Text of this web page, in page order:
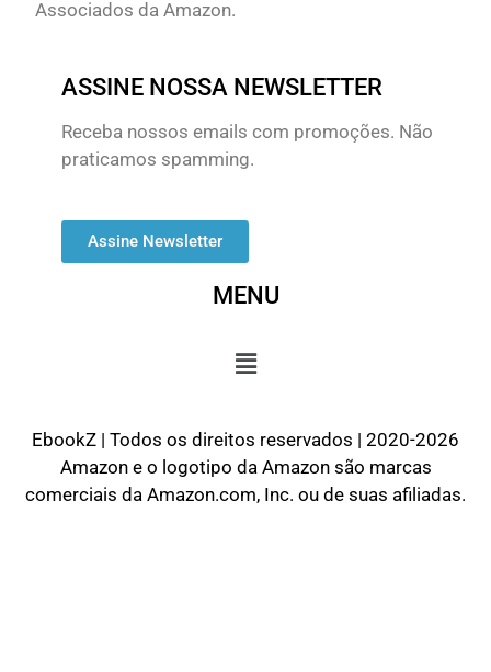
Associados da Amazon.
ASSINE NOSSA NEWSLETTER
Receba nossos emails com promoções. Não
praticamos spamming.
Assine Newsletter
MENU
EbookZ | Todos os direitos reservados | 2020-2026
Amazon e o logotipo da Amazon são marcas
comerciais da Amazon.com, Inc. ou de suas afiliadas.